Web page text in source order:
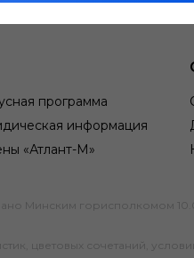
программа
информация
«Атлант-М»
горисполкомом
цветовых сочетаний,